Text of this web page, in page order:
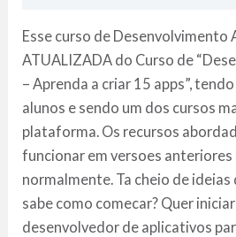
Esse curso de Desenvolvimento
ATUALIZADA do Curso de
– Aprenda a criar 15 apps”,
alunos e sendo um dos cursos
plataforma. Os recursos
funcionar em versoes anteriores
normalmente. Ta cheio de
sabe como comecar? Quer
desenvolvedor de aplicativos